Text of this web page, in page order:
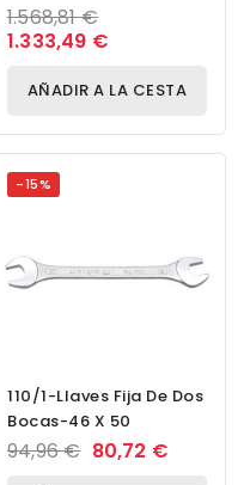
A 1000 V Para
Electricista, Premium
1.568,81 €
1.333,49 €
AÑADIR A LA CESTA
-15%
110/1-Llaves Fija De Dos
Bocas-46 X 50
94,96 € 80,72 €